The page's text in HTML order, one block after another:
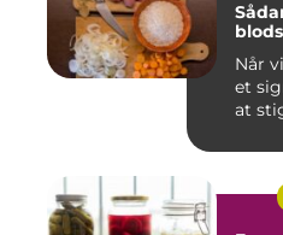
Når
et
at